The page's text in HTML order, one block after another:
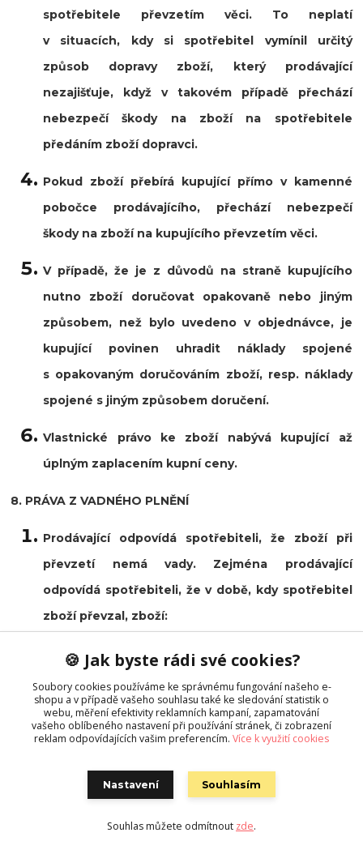
spotřebitele převzetím věci. To neplatí
v situacích, kdy si spotřebitel vymínil určitý
způsob dopravy zboží, který prodávající
nezajišťuje, když v takovém případě přechází
nebezpečí škody na zboží na spotřebitele
předáním zboží dopravci.
Pokud zboží přebírá kupující přímo v kamenné
pobočce prodávajícího, přechází nebezpečí
škody na zboží na kupujícího převzetím věci.
V případě, že je z důvodů na straně kupujícího
nutno zboží doručovat opakovaně nebo jiným
způsobem, než bylo uvedeno v objednávce, je
kupující povinen uhradit náklady spojené
s opakovaným doručováním zboží, resp. náklady
spojené s jiným způsobem doručení.
Vlastnické právo ke zboží nabývá kupující až
úplným zaplacením kupní ceny.
8. PRÁVA Z VADNÉHO PLNĚNÍ
Prodávající odpovídá spotřebiteli, že zboží při
převzetí nemá vady. Zejména prodávající
odpovídá spotřebiteli, že v době, kdy spotřebitel
zboží převzal, zboží:
odpovídá ujednanému popisu, druhu a
kompatibilitě, interoperabilitě a jiným
ujednaným vlastnostem,
je vhodné k účelu, pro který ho spotřebitel
je dodáno s ujednaným příslušenstvím a
🍪 Jak byste rádi své cookies?
Soubory cookies používáme ke správnému fungování našeho e-
shopu a v případě vašeho souhlasu také ke sledování statistik o
webu, měření efektivity reklamních kampaní, zapamatování
vašeho oblíbeného nastavení při používání stránek, či zobrazení
reklam odpovídajících vašim preferencím. Více k využití cookies
Nastavení Souhlasím
Souhlas můžete odmítnout zde.